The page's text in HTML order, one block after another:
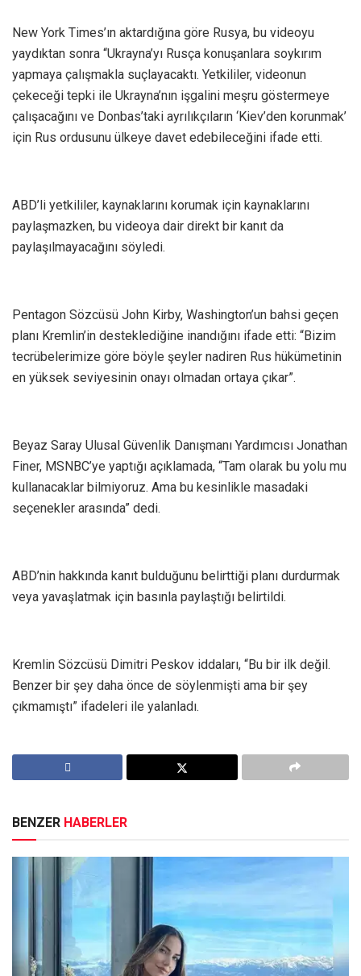
New York Times’ın aktardığına göre Rusya, bu videoyu
yaydıktan sonra “Ukrayna’yı Rusça konuşanlara soykırım
yapmaya çalışmakla suçlayacaktı. Yetkililer, videonun
çekeceği tepki ile Ukrayna’nın işgalini meşru göstermeye
çalışacağını ve Donbas’taki ayrılıkçıların ‘Kiev’den korunmak’
için Rus ordusunu ülkeye davet edebileceğini ifade etti.
ABD’li yetkililer, kaynaklarını korumak için kaynaklarını
paylaşmazken, bu videoya dair direkt bir kanıt da
paylaşılmayacağını söyledi.
Pentagon Sözcüsü John Kirby, Washington’un bahsi geçen
planı Kremlin’in desteklediğine inandığını ifade etti: “Bizim
tecrübelerimize göre böyle şeyler nadiren Rus hükümetinin
en yüksek seviyesinin onayı olmadan ortaya çıkar”.
Beyaz Saray Ulusal Güvenlik Danışmanı Yardımcısı Jonathan
Finer, MSNBC’ye yaptığı açıklamada, “Tam olarak bu yolu mu
kullanacaklar bilmiyoruz. Ama bu kesinlikle masadaki
seçenekler arasında” dedi.
ABD’nin hakkında kanıt bulduğunu belirttiği planı durdurmak
veya yavaşlatmak için basınla paylaştığı belirtildi.
Kremlin Sözcüsü Dimitri Peskov iddaları, “Bu bir ilk değil.
Benzer bir şey daha önce de söylenmişti ama bir şey
çıkmamıştı” ifadeleri ile yalanladı.
BENZER HABERLER